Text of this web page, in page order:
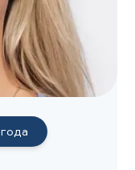
года